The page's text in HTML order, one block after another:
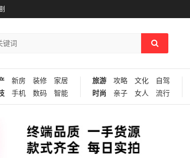
新房 装修
家居
手机 数码 智能
旅游 攻略 文化
自驾
时尚
亲子 女人 流行